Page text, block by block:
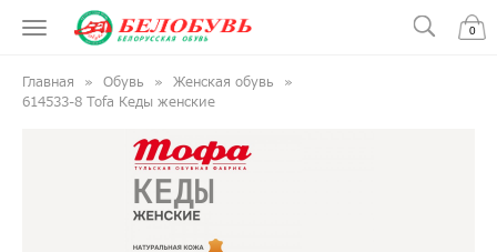
0
Главная Обувь
Женская обувь
614533-8 Tofa Кеды женские